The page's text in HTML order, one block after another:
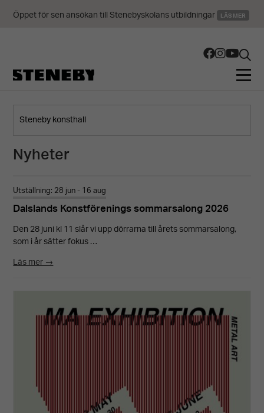
Nyheter
Utställning: 28 jun - 16 aug
Dalslands Konstförenings sommarsalong 2026
Den 28 juni kl 11 slår vi upp dörrarna till årets sommarsalong,
som i år sätter fokus …
Läs mer →
Öppet för sen ansökan till Stenebyskolans utbildningar LÄS MER